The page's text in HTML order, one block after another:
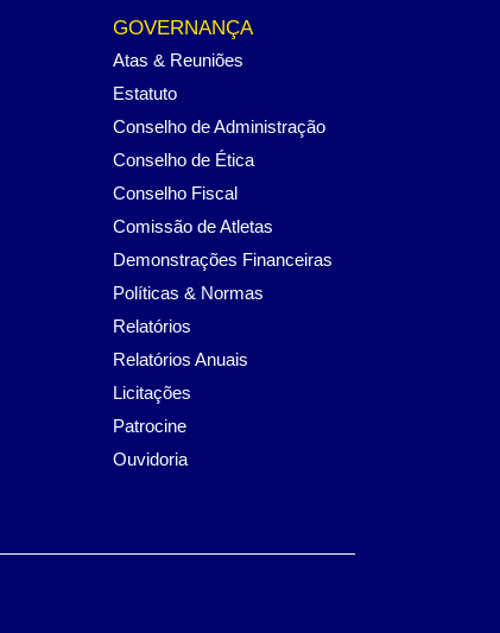
GOVERNANÇA
Atas & Reuniões
Estatuto
Conselho de Administração
Conselho de Ética
Conselho Fiscal
Comissão de Atletas
Demonstrações Financeiras
Políticas & Normas
Relatórios
Relatórios Anuais
Licitações
Patrocine
Ouvidoria